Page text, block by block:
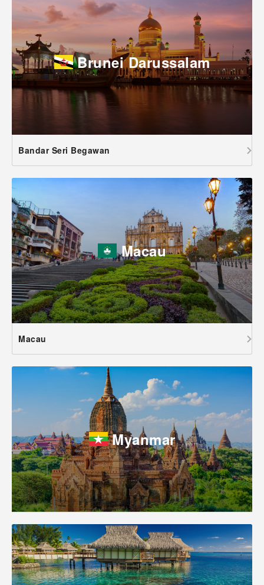
Brunei Darussalam
Bandar Seri Begawan
Macau
Macau
Myanmar